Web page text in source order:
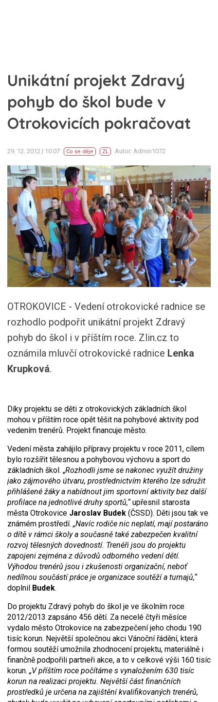
Unikátní projekt Zdravý
pohyb do škol bude v
Otrokovicích pokračovat
29. 12. 2012 | 10:07 Co se děje ZL Autor: Admin1072
OTROKOVICE - Vedení otrokovické radnice se
rozhodlo podpořit unikátní projekt Zdravý
pohyb do škol i v příštím roce. Zlin.cz to
oznámila mluvčí otrokovické radnice Lenka
Krupková.
Díky projektu se děti z otrokovických základních škol
mohou v příštím roce opět těšit na pohybové aktivity pod
vedením trenérů. Projekt financuje město.
Vedení města zahájilo přípravy projektu v roce 2011, cílem
bylo rozšířit tělesnou a pohybovou výchovu a sport do
základních škol. „Rozhodli jsme se nakonec využít družiny
jako zájmového útvaru, prostřednictvím kterého lze sdružit
přihlášené žáky a nabídnout jim sportovní aktivity bez další
profilace na jednotlivé druhy sportů,“upřesnil starosta
města Otrokovice Jaroslav Budek (ČSSD). Děti jsou tak ve
známém prostředí. „Navíc rodiče nic neplatí, mají postaráno
o dítě v rámci školy a současně také zabezpečen kvalitní
rozvoj tělesných dovedností. Trenéři jsou do projektu
zapojeni zejména z důvodů odborného vedení dětí.
Výhodou trenérů jsou i zkušenosti organizační, neboť
nedílnou součástí práce je organizace soutěží a turnajů,“
doplnil Budek.
Do projektu Zdravý pohyb do škol je ve školním roce
2012/2013 zapsáno 456 dětí. Za necelé čtyři měsíce
vydalo město Otrokovice na zabezpečení jeho chodu 190
tisíc korun. Největší společnou akci Vánoční řádění, která
formou soutěží umožnila zhodnocení projektu, materiálně i
finančně podpořili partneři akce, a to v celkové výši 160 tisíc
korun. „V příštím roce počítáme s vynaložením 630 tisíc
korun na realizaci projektu. Největší část finančních
prostředků je určena na zajištění kvalifikovaných trenérů,